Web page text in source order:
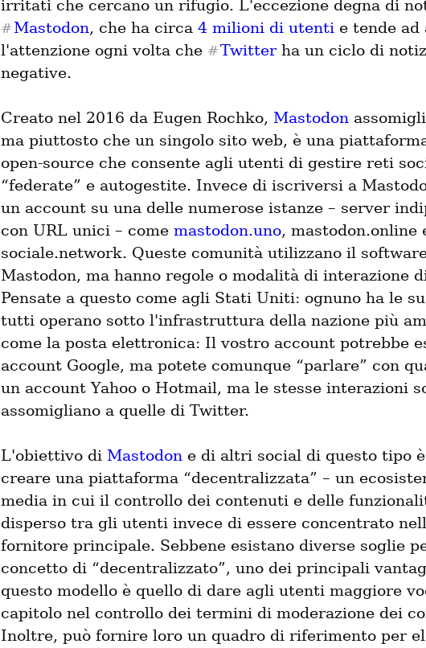
# Mastodon, che ha circa 4 milioni di utenti e tende ad
l'attenzione ogni volta che #Twitter ha un ciclo di
negative.
Creato nel 2016 da Eugen Rochko, Mastodon
ma piuttosto che un singolo sito web, è una
open-source che consente agli utenti di gestire reti
“federate” e autogestite. Invece di iscriversi a
un account su una delle numerose istanze – server
con URL unici – come mastodon.uno, mastodon.online
sociale.network. Queste comunità utilizzano il
Mastodon, ma hanno regole o modalità di interazione
Pensate a questo come agli Stati Uniti: ognuno ha le
tutti operano sotto l'infrastruttura della nazione più
come la posta elettronica: Il vostro account potrebbe
account Google, ma potete comunque “parlare” con
un account Yahoo o Hotmail, ma le stesse interazioni
assomigliano a quelle di Twitter.
L'obiettivo di Mastodon e di altri social di questo tipo
creare una piattaforma “decentralizzata” – un
media in cui il controllo dei contenuti e delle
disperso tra gli utenti invece di essere concentrato
fornitore principale. Sebbene esistano diverse soglie
concetto di “decentralizzato”, uno dei principali
questo modello è quello di dare agli utenti maggiore
capitolo nel controllo dei termini di moderazione dei
Inoltre, può fornire loro un quadro di riferimento per